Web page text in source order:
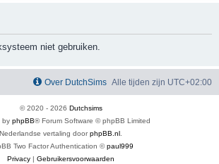
niet gebruiken.
Alle tijden zijn UTC+02:00
Over DutchSims
© 2020 - 2026 Dutchsims
by phpBB® Forum Software © phpBB Limited
Nederlandse vertaling doorphpBB.nl
Two Factor Authentication ©paul999
Privacy | Gebruikersvoorwaarden